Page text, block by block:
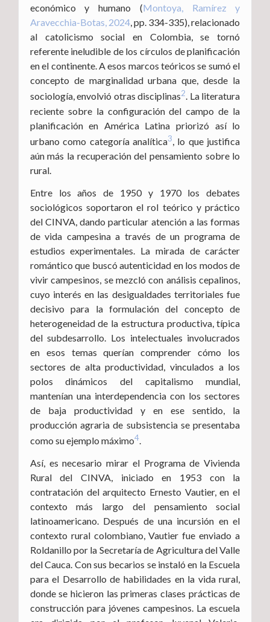
económico y humano (Montoya, Ramírez y
Aravecchia-Botas, 2024, pp. 334-335), relacionado
al catolicismo social en Colombia, se tornó
referente ineludible de los círculos de planificación
en el continente. A esos marcos teóricos se sumó el
concepto de marginalidad urbana que, desde la
sociología, envolvió otras disciplinas2. La literatura
reciente sobre la configuración del campo de la
planificación en América Latina priorizó así lo
urbano como categoría analítica3, lo que justifica
aún más la recuperación del pensamiento sobre lo
rural.
Entre los años de 1950 y 1970 los debates
sociológicos soportaron el rol teórico y práctico
del CINVA, dando particular atención a las formas
de vida campesina a través de un programa de
estudios experimentales. La mirada de carácter
romántico que buscó autenticidad en los modos de
vivir campesinos, se mezcló con análisis cepalinos,
cuyo interés en las desigualdades territoriales fue
decisivo para la formulación del concepto de
heterogeneidad de la estructura productiva, típica
del subdesarrollo. Los intelectuales involucrados
en esos temas querían comprender cómo los
sectores de alta productividad, vinculados a los
polos dinámicos del capitalismo mundial,
mantenían una interdependencia con los sectores
de baja productividad y en ese sentido, la
producción agraria de subsistencia se presentaba
como su ejemplo máximo4.
Así, es necesario mirar el Programa de Vivienda
Rural del CINVA, iniciado en 1953 con la
contratación del arquitecto Ernesto Vautier, en el
contexto más largo del pensamiento social
latinoamericano. Después de una incursión en el
contexto rural colombiano, Vautier fue enviado a
Roldanillo por la Secretaría de Agricultura del Valle
del Cauca. Con sus becarios se instaló en la Escuela
para el Desarrollo de habilidades en la vida rural,
donde se hicieron las primeras clases prácticas de
construcción para jóvenes campesinos. La escuela